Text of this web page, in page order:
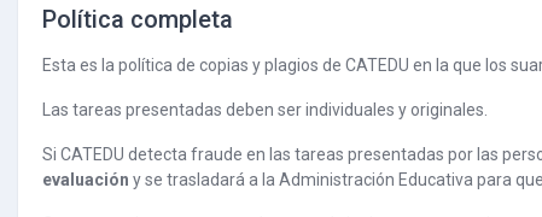
Política completa
Esta es la política de copias y plagios de CATEDU en la que los
Las tareas presentadas deben ser individuales y originales.
Si CATEDU detecta fraude en las tareas presentadas por las
evaluación y se trasladará a la Administración Educativa para